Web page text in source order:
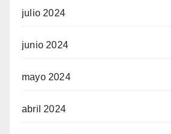
julio 2024
junio 2024
mayo 2024
abril 2024